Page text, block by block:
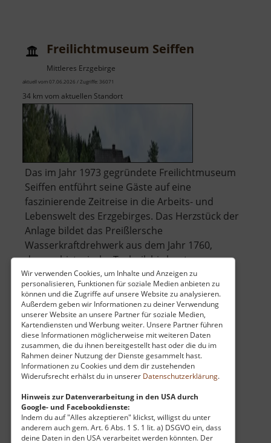
Wir verwenden Cookies, um Inhalte und Anzeigen zu
personalisieren, Funktionen für soziale Medien anbieten zu
können und die Zugriffe auf unsere Website zu analysieren.
Außerdem geben wir Informationen zu deiner Verwendung
unserer Website an unsere Partner für soziale Medien,
Kartendiensten und Werbung weiter. Unsere Partner führen
diese Informationen möglicherweise mit weiteren Daten
zusammen, die du ihnen bereitgestellt hast oder die du im
Rahmen deiner Nutzung der Dienste gesammelt hast.
Informationen zu Cookies und dem dir zustehenden
Widerufsrecht erhälst du in unserer Datenschutzerklärung.
Hinweis zur Datenverarbeitung in den USA durch
Google- und Facebookdienste:
Indem du auf "Alles akzeptieren" klickst, willigst du unter
anderem auch gem. Art. 6 Abs. 1 S. 1 lit. a) DSGVO ein, dass
deine Daten in den USA verarbeitet werden könnten. Der
Freilichtmuseum Seiffen
Mittleres Erzgebirge
aktuell vom 07.06.2026 / Zugriffe: 36071
34 km vom aktuellen Standort
Das im Jahr 1973 gegründete Freilichtmuseum
Seiffen entführt seine Gäste auf eine
faszinierende Zeitreise in die Arbeits- und
Lebenswelt des Erzgebirges. Das Herzstück der
Anlage bildet das Preißlersche
Wasserkraftdrehwerk aus dem Jahr 1760,
dessen historische Technik bis heute
funktionsfähig erhalt.. »weiterlesenüber
Freilichtmuseum
Seiffen
Henry van de Velde Museum
Villa Esche / Erzgebirgsvorland
aktuell vom 07.06.2026 / Zugriffe: 18588
24 km vom aktuellen Standort